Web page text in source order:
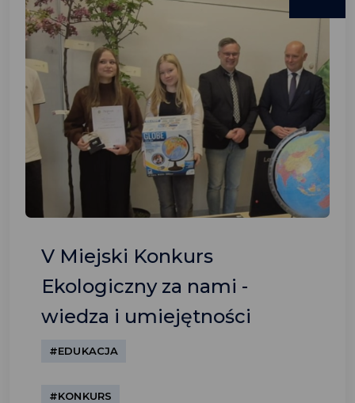
V Miejski Konkurs
Ekologiczny za nami -
wiedza i umiejętności
#EDUKACJA
#KONKURS